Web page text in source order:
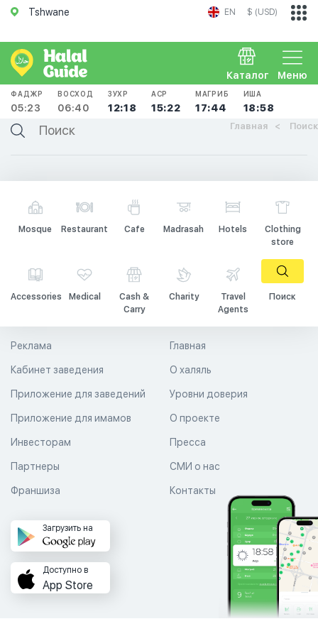
Tshwane EN $ (USD)
Меню
Каталог
ФАДЖР
05:23
ВОСХОД
06:40
ЗУХР
12:18
АСР
15:22
МАГРИБ
17:44
ИША
18:58
Главная Поиск
Mosque Restaurant Cafe Madrasah Hotels
Clothing
store
Accessories Medical
Cash &
Carry
Charity
Travel
Agents
Поиск
Главная
О халяль
Уровни доверия
Реклама
Кабинет заведения
Приложение для заведений
Приложение для имамов О проекте
Пресса
СМИ о нас
Контакты
Инвесторам
Партнеры
Франшиза
Загрузить на
Доступно в
App Store